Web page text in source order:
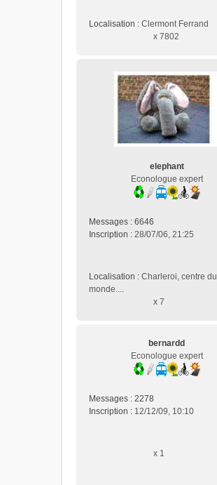
Localisation : Clermont Ferrand
x 7802
elephant
Econologue expert
Messages : 6646
Inscription : 28/07/06, 21:25
Localisation : Charleroi, centre du
monde....
x 7
bernardd
Econologue expert
Messages : 2278
Inscription : 12/12/09, 10:10
x 1